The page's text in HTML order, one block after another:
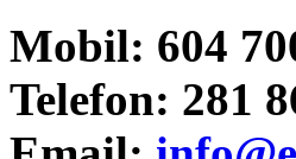
Mobil: 604
Telefon: 281